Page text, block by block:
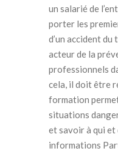
un salarié de
porter les
d’un accident du
acteur de la
professionnels
cela, il doit être
formation
situations
et savoir à qui et
informations